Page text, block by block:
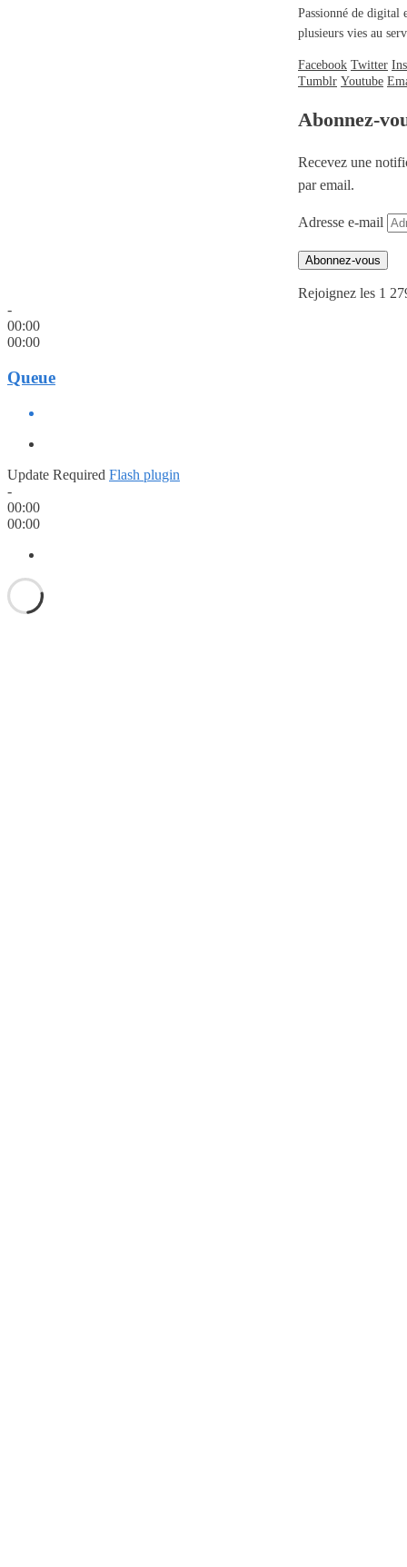
Passionné de digital
plusieurs vies au
Facebook Twitter
Tumblr Youtube
Abonnez-
Recevez une
par email.
Adresse e-mail
Abonnez-vous
Rejoignez les 1
-
00:00
00:00
Queue
Update Required Flash plugin
-
00:00
00:00